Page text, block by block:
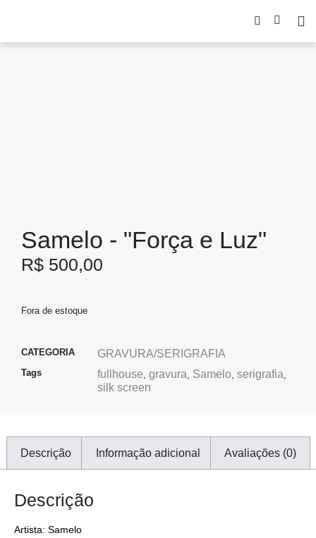
Samelo - "Força e Luz"
R$ 500,00
Fora de estoque
CATEGORIA GRAVURA/SERIGRAFIA
Tags fullhouse, gravura, Samelo, serigrafia,
silk screen
Descrição Informação adicional Avaliações (0)
Descrição
Artista: Samelo